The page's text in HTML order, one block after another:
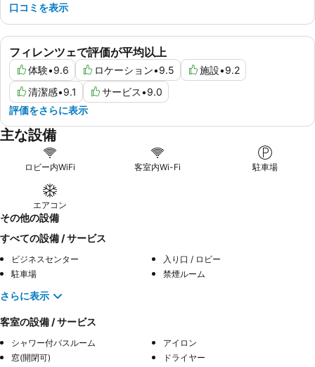
フィレンツェで評価が平均以上
体験•9.6 ロケーション•9.5 施設•9.2
清潔感•9.1 サービス•9.0
評価をさらに表示
口コミを表示
主な設備
ロビー内WiFi 客室内Wi-Fi 駐車場
エアコン
その他の設備
すべての設備 / サービス
ビジネスセンター
入り口 / ロビー
駐車場
禁煙ルーム
さらに表示
客室の設備 / サービス
シャワー付バスルーム
アイロン
窓(開閉可)
ドライヤー